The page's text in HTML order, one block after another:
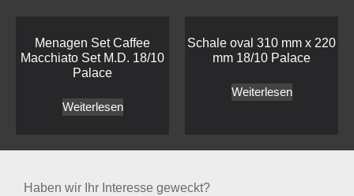
Menagen Set Caffee
Macchiato Set M.D. 18/10
Palace
Weiterlesen
Schale oval 310 mm x 220
mm 18/10 Palace
Weiterlesen
Haben wir Ihr Interesse geweckt?